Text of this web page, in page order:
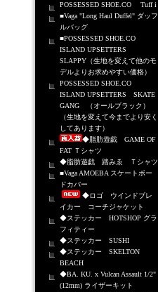
POSSESSED SHOE.CO Tuff i
■Vaga "Long Haul Duffel" ダッフ
ルバッグ
■POSSESSED SHOE.CO
ISLAND UPSETTERS
SLAPPY（生地を変えて他のモ
デルよりお求めやすい価格）
POSSESSED SHOE.CO
ISLAND UPSETTERS SKATE
GANG （オールブラック）
（生地を変えて今までより安く
してあります）
◆脂肪遊戯 GAME OF
FAT Ｔシャツ
◆脂肪遊戯 踏みゑ Ｔシャツ
■Vaga AMOEBA スケートボー
ドカバー
◆ロゴ ウインドブレ
イカー コーチジャケット
◆ステッカー HOTSHOP グラ
フィティー
◆ステッカー SUSHI
◆ステッカー SKELTON
BEACH
◆BA. KU. x Vulcan Assault 1/2"
(12mm) ライザーキット